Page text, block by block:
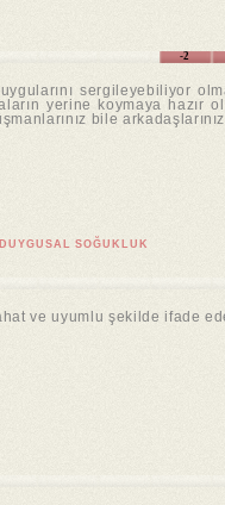
-2
sergileyebiliyor
yerine koymaya hazır
bile
SOĞUKLUK
ve uyumlu şekilde ifade